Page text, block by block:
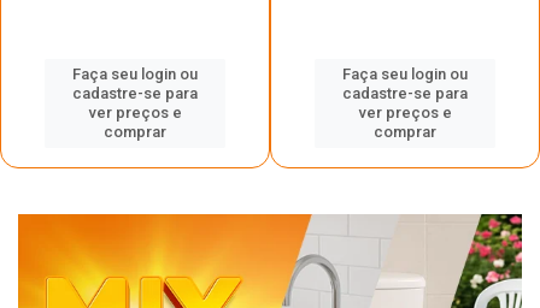
Faça seu login ou
cadastre-se para
ver preços e
comprar
Faça seu login ou
cadastre-se para
ver preços e
comprar